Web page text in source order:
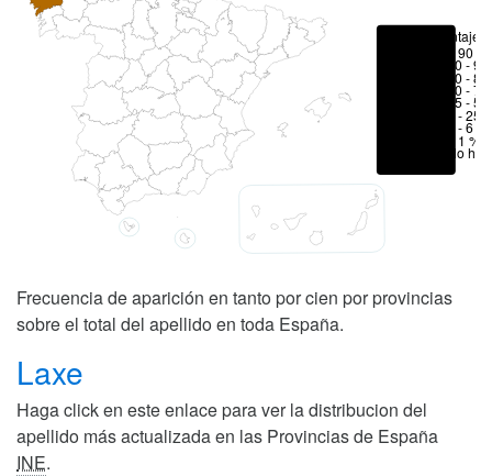
Porcentajes
> 90 %
80 -
70 -
50 -
25 -
6 - 25
1 - 6 %
< 1 %
No hay
Frecuencia de aparición en tanto por cien por provincias
sobre el total del apellido en toda España.
Laxe
Haga click en este enlace para ver la distribucion del
apellido más actualizada en las Provincias de España
INE.